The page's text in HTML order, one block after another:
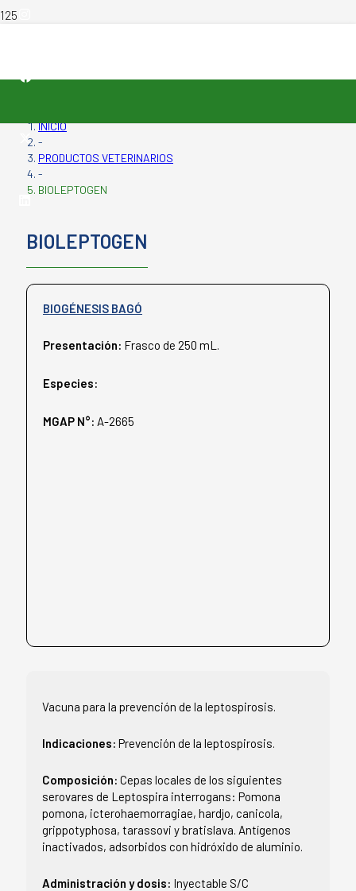
INICIO
-
PRODUCTOS VETERINARIOS
-
BIOLEPTOGEN
BIOLEPTOGEN
BIOGÉNESIS BAGÓ
Presentación: Frasco de 250 mL.
Especies:
MGAP N°: A-2665
Vacuna para la prevención de la leptospirosis.
Indicaciones: Prevención de la leptospirosis.
Composición: Cepas locales de los siguientes
serovares de Leptospira interrogans: Pomona
pomona, icterohaemorragiae, hardjo, canicola,
grippotyphosa, tarassovi y bratislava. Antígenos
inactivados, adsorbidos con hidróxido de aluminio.
Administración y dosis: Inyectable S/C